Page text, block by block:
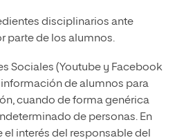
disciplinarios ante
parte de los alumnos.
Sociales (Youtube y Facebook
información de alumnos para
cuando de forma genérica
de personas. En
el interés del responsable del